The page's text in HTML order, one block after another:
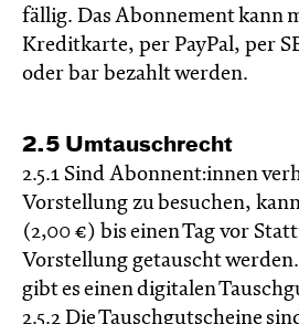
fällig. Das Abonnement kann
Kreditkarte, per PayPal, per
oder bar bezahlt werden.
2.5 Umtauschrecht
2.5.1 Sind Abonnent:innen
Vorstellung zu besuchen,
(2,00 €) bis einen Tag vor
Vorstellung getauscht
gibt es einen digitalen
2.5.2 Die Tauschgutscheine